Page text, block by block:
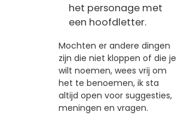
het personage met
een hoofdletter.
Mochten er andere dingen
zijn die niet kloppen of die je
wilt noemen, wees vrij om
het te benoemen, ik sta
altijd open voor suggesties,
meningen en vragen.